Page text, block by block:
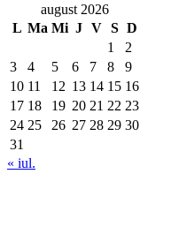
august 2026
L Ma Mi J V S D
1
2
3
4 5 6 7 8
9
10 11 12 13 14 15 16
17 18 19 20 21 22 23
24 25 26 27 28 29 30
31
« iul.